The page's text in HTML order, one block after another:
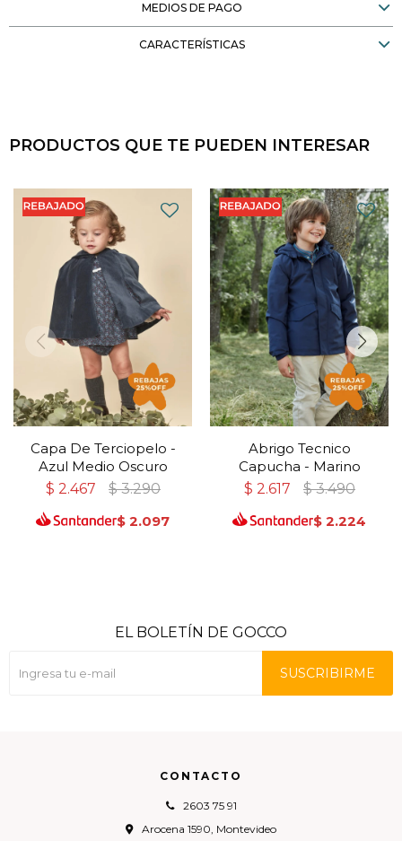
MEDIOS DE PAGO
CARACTERÍSTICAS
PRODUCTOS QUE TE PUEDEN INTERESAR
Capa De Terciopelo -
Azul Medio Oscuro
$ 2.467 $ 3.290
$ 2.097
Abrigo Tecnico
Capucha - Marino
$ 2.617 $ 3.490
$ 2.224
CONTACTO
2603 75 91
Arocena 1590, Montevideo
EL BOLETÍN DE GOCCO
SUSCRIBIRME